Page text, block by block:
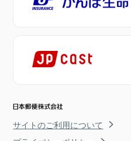
サイトのご利用について